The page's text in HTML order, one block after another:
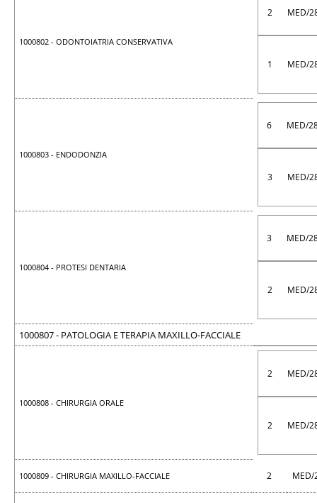
1000802 - ODONTOIATRIA CONSERVATIVA
2 MED/
1 MED/
1000803 - ENDODONZIA
6 MED/
3 MED/
1000804 - PROTESI DENTARIA
3 MED/
2 MED/
1000807 - PATOLOGIA E TERAPIA MAXILLO-FACCIALE
1000808 - CHIRURGIA ORALE
2 MED/
2 MED/
1000809 - CHIRURGIA MAXILLO-FACCIALE 2